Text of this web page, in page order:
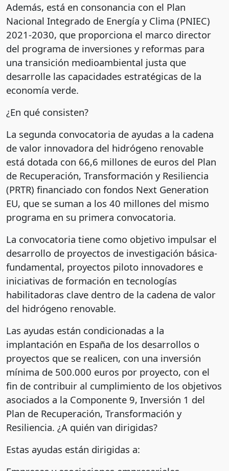
Además, está en consonancia con el Plan
Nacional Integrado de Energía y Clima (PNIEC)
2021-2030, que proporciona el marco director
del programa de inversiones y reformas para
una transición medioambiental justa que
desarrolle las capacidades estratégicas de la
economía verde.
¿En qué consisten?
La segunda convocatoria de ayudas a la cadena
de valor innovadora del hidrógeno renovable
está dotada con 66,6 millones de euros del Plan
de Recuperación, Transformación y Resiliencia
(PRTR) financiado con fondos Next Generation
EU, que se suman a los 40 millones del mismo
programa en su primera convocatoria.
La convocatoria tiene como objetivo impulsar el
desarrollo de proyectos de investigación básica-
fundamental, proyectos piloto innovadores e
iniciativas de formación en tecnologías
habilitadoras clave dentro de la cadena de valor
del hidrógeno renovable.
Las ayudas están condicionadas a la
implantación en España de los desarrollos o
proyectos que se realicen, con una inversión
mínima de 500.000 euros por proyecto, con el
fin de contribuir al cumplimiento de los objetivos
asociados a la Componente 9, Inversión 1 del
Plan de Recuperación, Transformación y
Resiliencia. ¿A quién van dirigidas?
Estas ayudas están dirigidas a: